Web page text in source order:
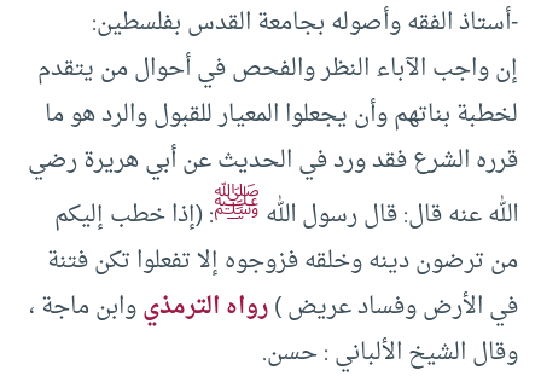
-أستاذ الفقه وأصوله بجامعة القدس بفلسطين:
إن واجب الآباء النظر والفحص في أحوال من يتقدم
لخطبة بناتهم وأن يجعلوا المعيار للقبول والرد هو ما
قرره الشرع فقد ورد في الحديث عن أبي هريرة رضي
الله عنه قال: قال رسول اللهﷺ: (إذا خطب إليكم
من ترضون دينه وخلقه فزوجوه إلا تفعلوا تكن فتنة
في الأرض وفساد عريض )رواه الترمذيوابن ماجة ،
وقال الشيخ الألباني : حسن.